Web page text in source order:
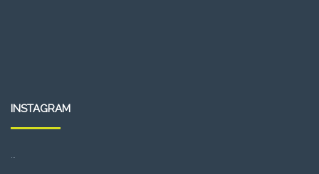
INSTAGRAM
…